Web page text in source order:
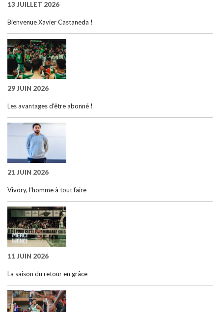
13 JUILLET 2026
Bienvenue Xavier Castaneda !
29 JUIN 2026
Les avantages d’être abonné !
21 JUIN 2026
Vivory, l’homme à tout faire
11 JUIN 2026
La saison du retour en grâce